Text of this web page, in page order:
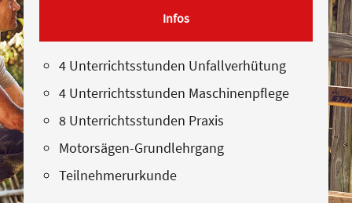
Infos
4 Unterrichtsstunden Unfallverhütung
4 Unterrichtsstunden Maschinenpflege
8 Unterrichtsstunden Praxis
Motorsägen-Grundlehrgang
Teilnehmerurkunde